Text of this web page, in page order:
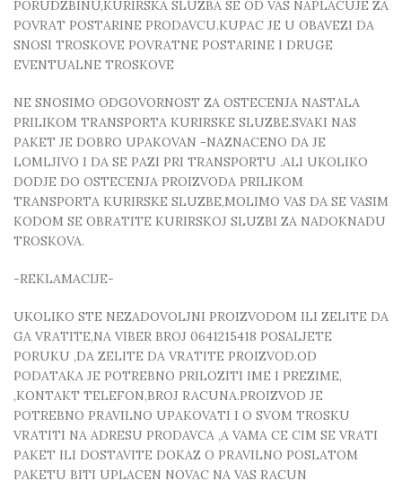
PORUDZBINU,KURIRSKA SLUZBA SE OD VAS NAPLACUJE ZA
POVRAT POSTARINE PRODAVCU.KUPAC JE U OBAVEZI DA
SNOSI TROSKOVE POVRATNE POSTARINE I DRUGE
EVENTUALNE TROSKOVE
NE SNOSIMO ODGOVORNOST ZA OSTECENJA NASTALA
PRILIKOM TRANSPORTA KURIRSKE SLUZBE.SVAKI NAS
PAKET JE DOBRO UPAKOVAN -NAZNACENO DA JE
LOMLJIVO I DA SE PAZI PRI TRANSPORTU .ALI UKOLIKO
DODJE DO OSTECENJA PROIZVODA PRILIKOM
TRANSPORTA KURIRSKE SLUZBE,MOLIMO VAS DA SE VASIM
KODOM SE OBRATITE KURIRSKOJ SLUZBI ZA NADOKNADU
TROSKOVA.
-REKLAMACIJE-
UKOLIKO STE NEZADOVOLJNI PROIZVODOM ILI ZELITE DA
GA VRATITE,NA VIBER BROJ 0641215418 POSALJETE
PORUKU ,DA ZELITE DA VRATITE PROIZVOD.OD
PODATAKA JE POTREBNO PRILOZITI IME I PREZIME,
,KONTAKT TELEFON,BROJ RACUNA.PROIZVOD JE
POTREBNO PRAVILNO UPAKOVATI I O SVOM TROSKU
VRATITI NA ADRESU PRODAVCA ,A VAMA CE CIM SE VRATI
PAKET ILI DOSTAVITE DOKAZ O PRAVILNO POSLATOM
PAKETU BITI UPLACEN NOVAC NA VAS RACUN